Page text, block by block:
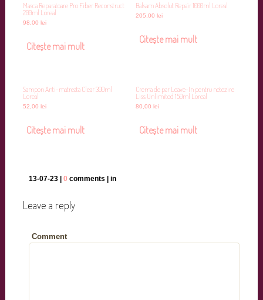
Masca Reparatoare Pro Fiber Reconstruct
200ml Loreal
98,00 lei
Citește mai mult
Balsam Absolut Repair 1000ml Loreal
205,00lei
Citește mai mult
Sampon Anti-matreata Clear 300ml
Loreal
52,00 lei
Citește mai mult
Crema de par Leave-In pentru netezire
Liss Unlimited 150ml Loreal
80,00lei
Citește mai mult
13-07-23 | 0 comments | in
Leave a reply
Comment